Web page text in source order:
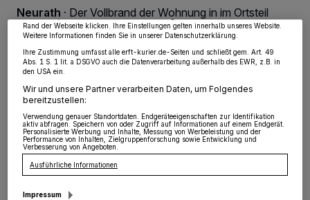
Neurath · Der Vollbrand der Wohnung in im Ortsteil
Neurath löste am Donnerstagabend kurz nach 18 Uhr
einen größeren Einsatz der Grevenbroicher Feuerwehr
aus. An der Straße „Am Dornbusch“ war in einem
Einfamilienhaus zunächst die Küche in Brand geraten.
der Wohnung aus. Der Bewohner konnte sich
19.03.2021 , 09:57 Uhr
widerrufen, indem Sie auf den Link Einstellungen oder Ablehnen am unteren
Rand der Webseite klicken. Ihre Einstellungen gelten innerhalb unseres Website.
Weitere Informationen finden Sie in unserer Datenschutzerklärung.
Ihre Zustimmung umfasst alle erft-kurier.de-Seiten und schließt gem. Art. 49
Abs. 1 S. 1 lit. a DSGVO auch die Datenverarbeitung außerhalb des EWR, z.B. in
den USA ein.
Wir und unsere Partner verarbeiten Daten, um Folgendes
bereitzustellen:
Verwendung genauer Standortdaten. Endgeräteeigenschaften zur Identifikation
aktiv abfragen. Speichern von oder Zugriff auf Informationen auf einem Endgerät.
Personalisierte Werbung und Inhalte, Messung von Werbeleistung und der
Performance von Inhalten, Zielgruppenforschung sowie Entwicklung und
Verbesserung von Angeboten.
Ausführliche Informationen
Impressum